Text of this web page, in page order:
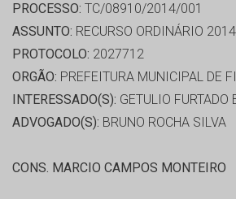
PROCESSO: TC/08910/2014/001
ASSUNTO: RECURSO ORDINÁRIO 2014
PROTOCOLO: 2027712
ORGÃO: PREFEITURA MUNICIPAL DE
INTERESSADO(S): GETULIO FURTADO
ADVOGADO(S): BRUNO ROCHA SILVA
CONS. MARCIO CAMPOS MONTEIRO